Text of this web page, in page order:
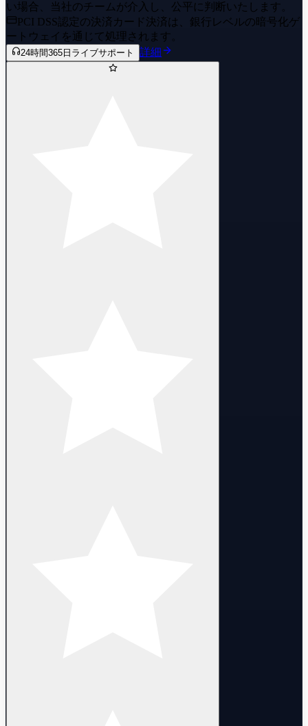
い場合、当社のチームが介入し、公平に判断いたします。
PCI DSS認定の決済 カード決済は、銀行レベルの暗号化ゲ
ートウェイを通じて処理されます。
24時間365日ライブサポート 詳細